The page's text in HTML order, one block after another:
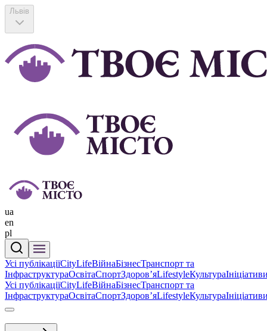
Львів
ua
en
pl
Усі публікаціїCityLifeВійнаБізнесТранспорт та
ІнфраструктураОсвітаСпортЗдоровʼяLifestyleКультура
Усі публікаціїCityLifeВійнаБізнесТранспорт та
ІнфраструктураОсвітаСпортЗдоровʼяLifestyleКультура